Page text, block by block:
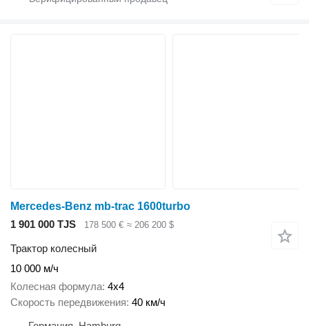
Mercedes-Benz mb-trac 1600turbo
1 901 000 TJS
178 500 € ≈ 206 200 $
Трактор колесный
10 000 м/ч
Колесная формула 4x4
Скорость передвижения 40 км/ч